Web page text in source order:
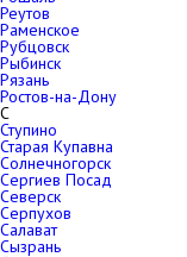
Реутов
Раменское
Рубцовск
Рыбинск
Рязань
Ростов-на-Дону
С
Ступино
Старая Купавна
Солнечногорск
Сергиев Посад
Северск
Серпухов
Салават
Сызрань